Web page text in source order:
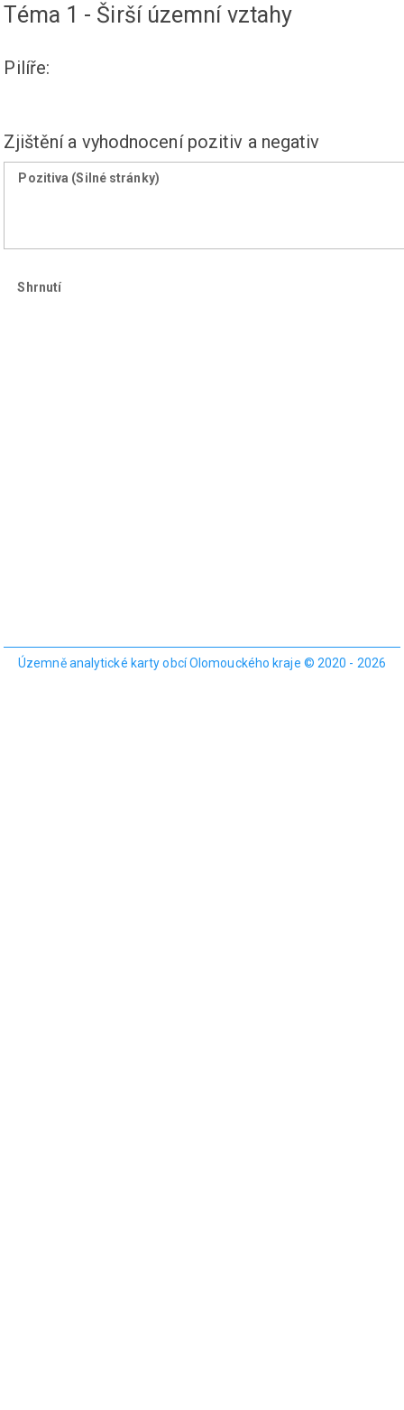
Téma 1 - Širší územní vztahy
Pilíře:
Zjištění a vyhodnocení pozitiv a negativ
Pozitiva (Silné stránky)
Shrnutí
Územně analytické karty obcí Olomouckého kraje © 2020 - 2026